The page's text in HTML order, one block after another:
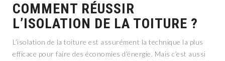
COMMENT RÉUSSIR
L’ISOLATION DE LA TOITURE ?
L’isolation de la toiture est assurément la technique la plus
efficace pour faire des économies d’énergie. Mais c’est aussi